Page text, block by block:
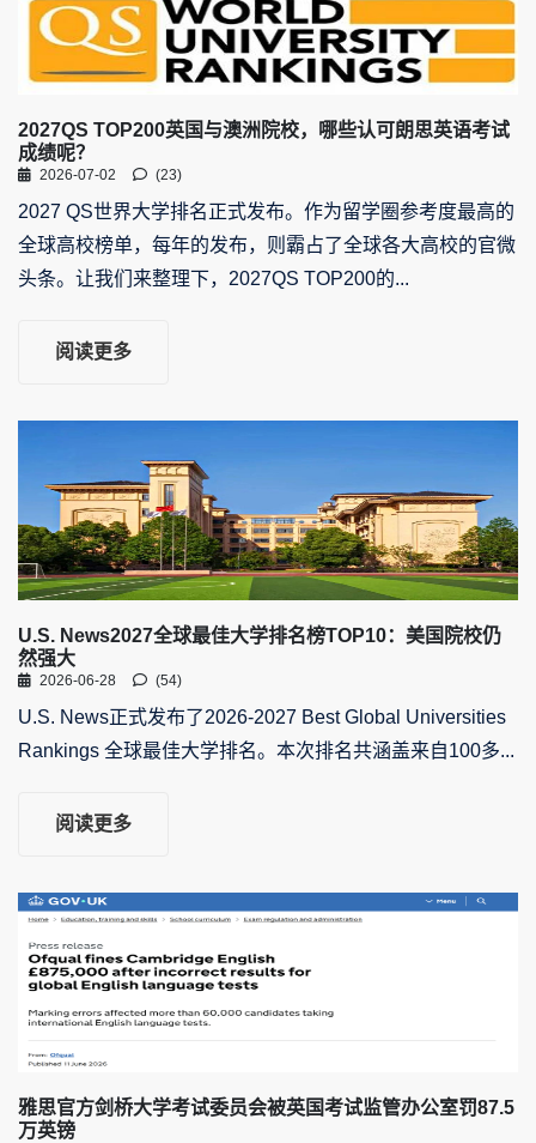
2027QS TOP200英国与澳洲院校，哪些认可朗思英语考试
成绩呢？
2026-07-02 (23)
2027 QS世界大学排名正式发布。作为留学圈参考度最高的
全球高校榜单，每年的发布，则霸占了全球各大高校的官微
头条。让我们来整理下，2027QS TOP200的...
阅读更多
U.S. News2027全球最佳大学排名榜TOP10：美国院校仍
然强大
2026-06-28 (54)
U.S. News正式发布了2026-2027 Best Global Universities
Rankings 全球最佳大学排名。本次排名共涵盖来自100多...
阅读更多
雅思官方剑桥大学考试委员会被英国考试监管办公室罚87.5
万英镑